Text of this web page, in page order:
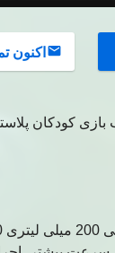
اکنون